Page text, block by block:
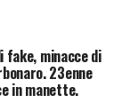
fake, minacce di
23enne
in manette.